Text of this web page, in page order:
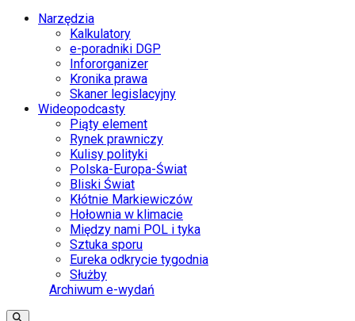
Narzędzia
Kalkulatory
e-poradniki DGP
Infororganizer
Kronika prawa
Skaner legislacyjny
Wideopodcasty
Piąty element
Rynek prawniczy
Kulisy polityki
Polska-Europa-Świat
Bliski Świat
Kłótnie Markiewiczów
Hołownia w klimacie
Między nami POL i tyka
Sztuka sporu
Eureka odkrycie tygodnia
Służby
Archiwum e-wydań